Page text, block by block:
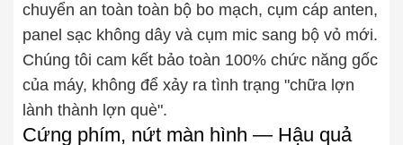
chuyển an toàn toàn bộ bo mạch, cụm cáp anten,
panel sạc không dây và cụm mic sang bộ vỏ mới.
Chúng tôi cam kết bảo toàn 100% chức năng gốc
của máy, không để xảy ra tình trạng "chữa lợn
lành thành lợn què".
Cứng phím, nứt màn hình — Hậu quả